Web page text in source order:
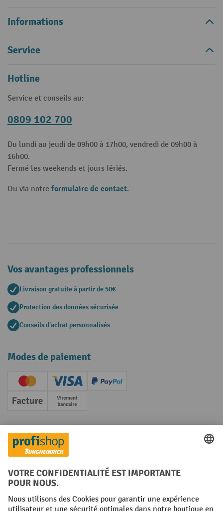
Informations
Service
Hotline
Service et conseils au:
0809 102 700
Du lundi au jeudi de 09h00 à 17h00, vendredi de 09h00 à
16h00.
Fermé les weekends et jours fériés.
Ou via notre formulaire de contact.
Vos avantages professionnels
Livraison gratuite à partir de 50€
Protection des données sécurisée
Conseils d'achat personnalisés
Modes de paiement
Creditcard (Master)Creditcard (Visa)
PayPal
Facture Paiement anticipé
Réseaux sociaux
Facebook
YouTube
LinkedInInstagram
Conditions générales Mentions légales